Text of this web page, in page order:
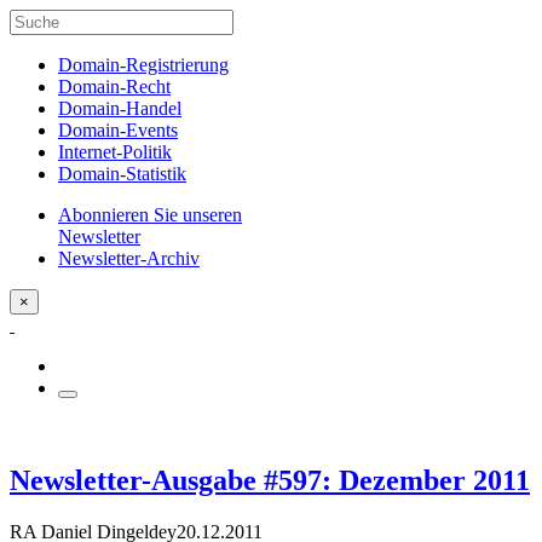
Domain-Registrierung
Domain-Recht
Domain-Handel
Domain-Events
Internet-Politik
Domain-Statistik
Abonnieren Sie unseren
Newsletter
Newsletter-Archiv
×
Newsletter-Ausgabe #597: Dezember 2011
RA Daniel Dingeldey20.12.2011